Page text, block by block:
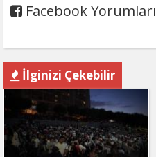
Facebook Yorumları
İlginizi Çekebilir